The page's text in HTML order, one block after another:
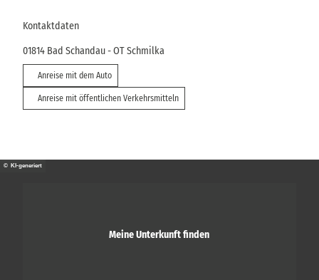
Kontaktdaten
01814 Bad Schandau- OT Schmilka
Anreise mit dem Auto
Anreise mit öffentlichen Verkehrsmitteln
© KI-generiert
Meine Unterkunft finden